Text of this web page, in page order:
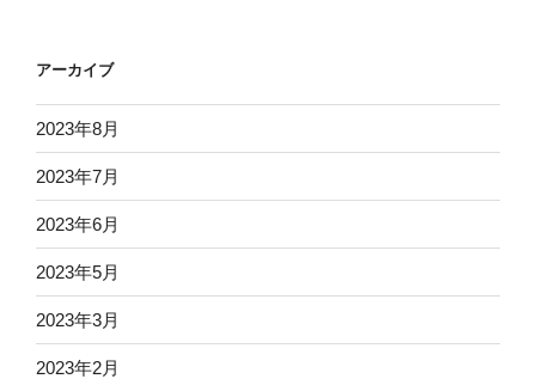
アーカイブ
2023年8月
2023年7月
2023年6月
2023年5月
2023年3月
2023年2月